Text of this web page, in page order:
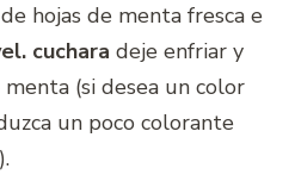
hojas de menta fresca e
cuchara deje enfriar y
(si desea un color
un poco colorante